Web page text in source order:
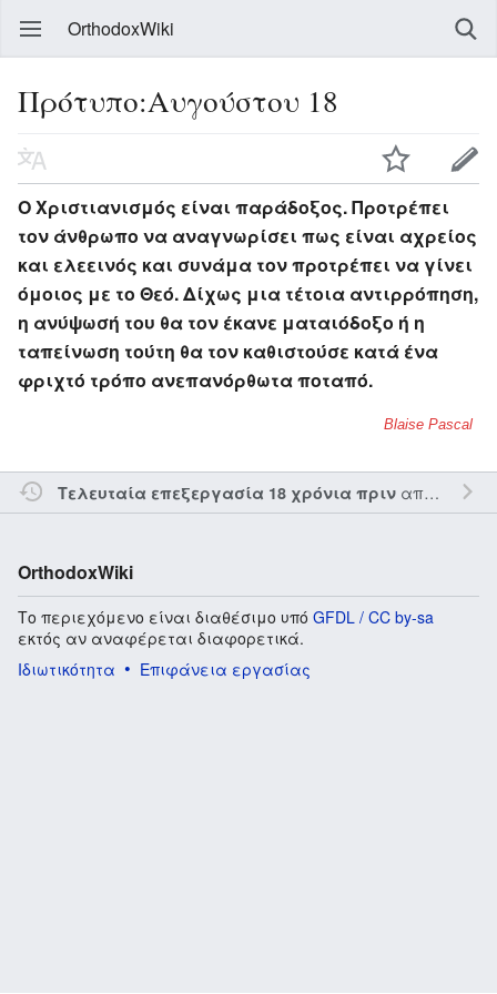
OrthodoxWiki
Πρότυπο:Αυγούστου 18
Ο Χριστιανισμός είναι παράδοξος. Προτρέπει
τον άνθρωπο να αναγνωρίσει πως είναι αχρείος
και ελεεινός και συνάμα τον προτρέπει να γίνει
όμοιος με το Θεό. Δίχως μια τέτοια αντιρρόπηση,
η ανύψωσή του θα τον έκανε ματαιόδοξο ή η
ταπείνωση τούτη θα τον καθιστούσε κατά ένα
φριχτό τρόπο ανεπανόρθωτα ποταπό.
Blaise Pascal
Τελευταία επεξεργασία 18 χρόνια πριναπό τον την
OrthodoxWiki
Το περιεχόμενο είναι διαθέσιμο υπό GFDL / CC by-sa
εκτός αν αναφέρεται διαφορετικά.
Ιδιωτικότητα
Επιφάνεια εργασίας